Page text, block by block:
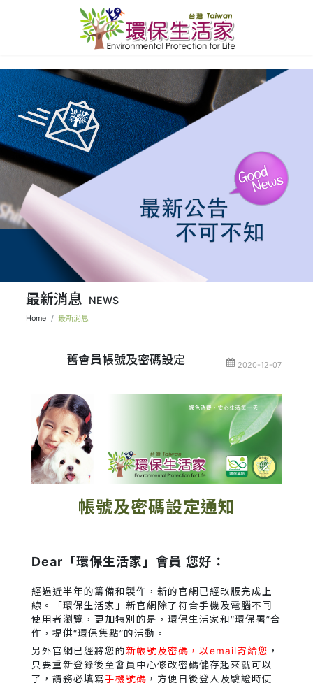
最新消息 NEWS
Home 最新消息
舊會員帳號及密碼設定 2020-12-07
帳號及密碼設定通知
Dear「環保生活家」會員 您好：
經過近半年的籌備和製作，新的官網已經改版完成上
線。「環保生活家」新官網除了符合手機及電腦不同
使用者瀏覽，更加特別的是，環保生活家和“環保署”合
作，提供“環保集點”的活動。
另外官網已經將您的新帳號及密碼，以email寄給您 ，
只要重新登錄後至會員中心修改密碼儲存起來就可以
了，請務必填寫手機號碼 ，方便日後登入及驗證時使